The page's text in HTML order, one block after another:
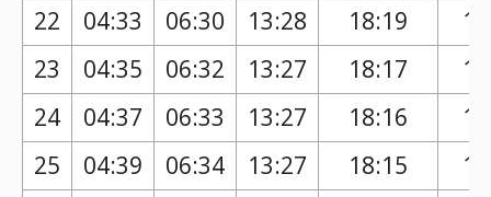
22
04:33 06:30 13:28 18:19
23
04:35 06:32 13:27 18:17
24
04:37 06:33 13:27 18:16
25
04:39 06:34 13:27 18:15